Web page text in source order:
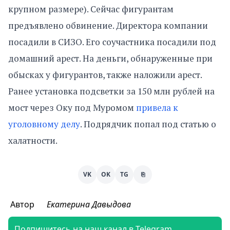
крупном размере). Сейчас фигурантам
предъявлено обвинение. Директора компании
посадили в СИЗО. Его соучастника посадили под
домашний арест. На деньги, обнаруженные при
обысках у фигурантов, также наложили арест.
Ранее установка подсветки за 150 млн рублей на
мост через Оку под Муромом привела к
уголовному делу. Подрядчик попал под статью о
халатности.
VK OK TG ⎘
Автор Екатерина Давыдова